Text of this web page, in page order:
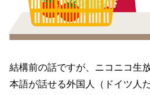
結構前の話ですが、ニコニコ生
本語が話せる外国人（ドイツ人